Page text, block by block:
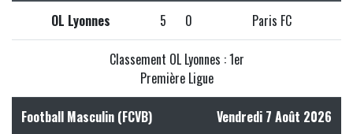
OL Lyonnes 5 0 Paris FC
Classement OL Lyonnes : 1er
Première Ligue
Football Masculin (FCVB) Vendredi 7 Août 2026